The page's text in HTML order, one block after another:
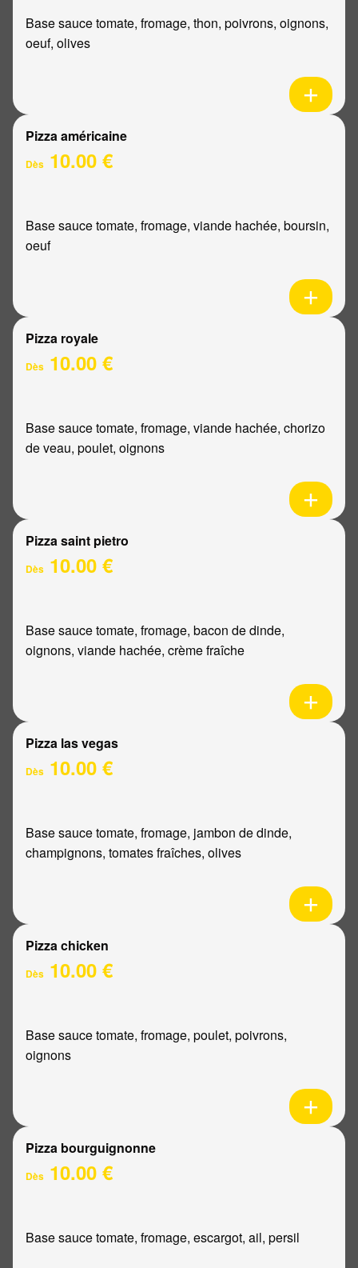
Base sauce tomate, fromage, thon, poivrons, oignons,
oeuf, olives
Pizza américaine
Dès 10.00 €
Base sauce tomate, fromage, viande hachée, boursin,
oeuf
Pizza royale
Dès 10.00 €
Base sauce tomate, fromage, viande hachée, chorizo
de veau, poulet, oignons
Pizza saint pietro
Dès 10.00 €
Base sauce tomate, fromage, bacon de dinde,
oignons, viande hachée, crème fraîche
Pizza las vegas
Dès 10.00 €
Base sauce tomate, fromage, jambon de dinde,
champignons, tomates fraîches, olives
Pizza chicken
Dès 10.00 €
Base sauce tomate, fromage, poulet, poivrons,
oignons
Pizza bourguignonne
Dès 10.00 €
Base sauce tomate, fromage, escargot, ail, persil